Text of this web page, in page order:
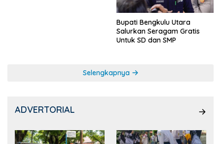
Bupati Bengkulu Utara
Salurkan Seragam Gratis
Untuk SD dan SMP
Selengkapnya
ADVERTORIAL